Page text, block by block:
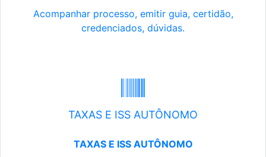
Acompanhar processo, emitir guia, certidão,
credenciados, dúvidas.
TAXAS E ISS AUTÔNOMO
TAXAS E ISS AUTÔNOMO